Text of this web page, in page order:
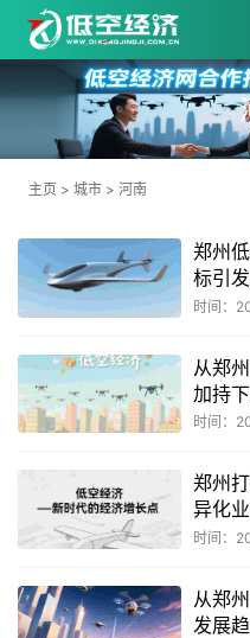
主页 > 城市 > 河南
郑州
标引
时间：
从郑
加持
时间：
郑州
异化
时间：
从郑
发展